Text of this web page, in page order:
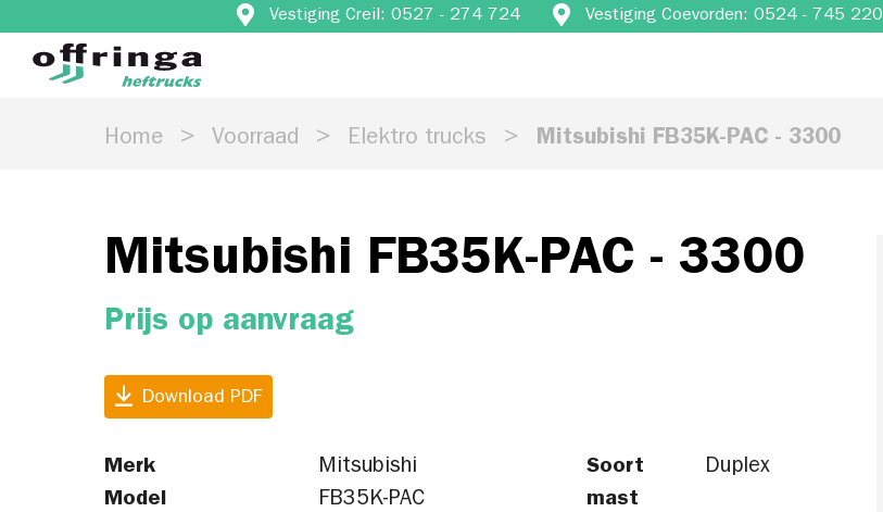
Vestiging Creil: 0527 - 274 724 Vestiging Coevorden: 0524 - 745 220
Home Voorraad Elektro trucks Mitsubishi FB35K-PAC - 3300
Mitsubishi FB35K-PAC - 3300
Prijs op aanvraag
Download PDF
Merk
Mitsubishi
Model
FB35K-PAC
Soort
mast
Duplex